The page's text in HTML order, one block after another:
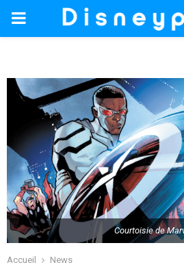
PRIMARY
Courtoisie de
Accueil
News